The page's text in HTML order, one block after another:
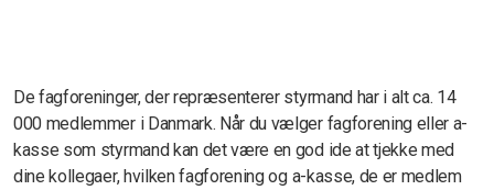
De fagforeninger, der repræsenterer styrmand har i alt ca. 14
000 medlemmer i Danmark. Når du vælger fagforening eller a-
kasse som styrmand kan det være en god ide at tjekke med
dine kollegaer, hvilken fagforening og a-kasse, de er medlem